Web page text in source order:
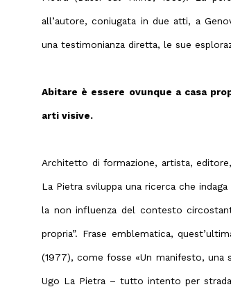
all’autore, coniugata in due atti, a
una testimonianza diretta, le sue
Abitare è essere ovunque a casa
arti visive.
Architetto di formazione, artista,
La Pietra sviluppa una ricerca che
la non influenza del contesto
propria”. Frase emblematica,
(1977), come fosse «Un manifesto, una
Ugo La Pietra – tutto intento per